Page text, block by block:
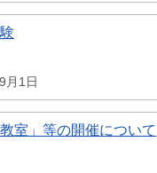
月1日
室」等の開催について